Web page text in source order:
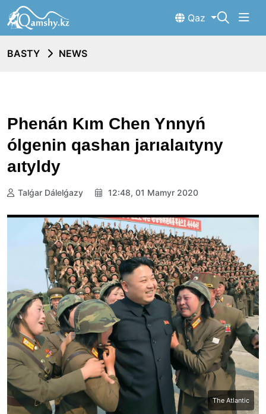
Qaz
BASTY NEWS
Phenán Kım Chen Ynnyń
ólgenin qashan jarıalaıtyny
aıtyldy
Talǵar Dálelǵazy 12:48, 01 Mamyr 2020
The Atlantic